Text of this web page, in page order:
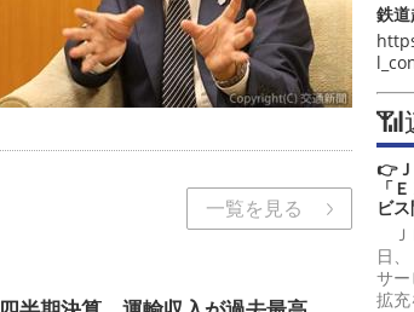
一覧を見る
鉄道
📶
👉
「
ビ
Ｊ
日
サ
拡充